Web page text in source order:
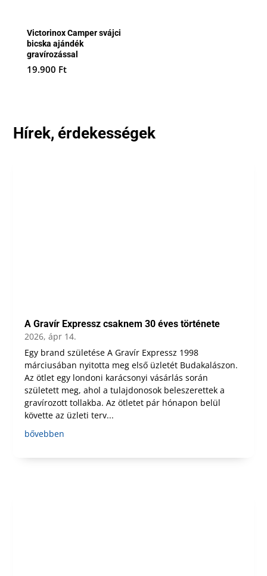
Victorinox Camper svájci
bicska ajándék
gravírozással
19.900 Ft
Hírek, érdekességek
A Gravír Expressz csaknem 30 éves története
2026, ápr 14.
Egy brand születése A Gravír Expressz 1998
márciusában nyitotta meg első üzletét Budakalászon.
Az ötlet egy londoni karácsonyi vásárlás során
született meg, ahol a tulajdonosok beleszerettek a
gravírozott tollakba. Az ötletet pár hónapon belül
követte az üzleti terv...
bővebben